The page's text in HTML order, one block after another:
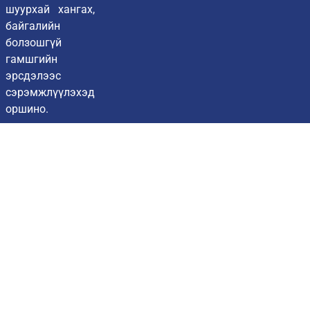
шуурхай хангах,
байгалийн
болзошгүй
гамшгийн
эрсдэлээс
сэрэмжлүүлэхэд
оршино.